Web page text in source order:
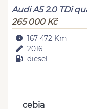
Audi A5 2.0 TDi
265 000 Kč
167 472 Km
2016
diesel
cebia